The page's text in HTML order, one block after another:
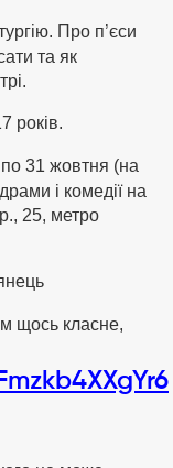
Про п’єси
та як
років.
31 жовтня (на
і комедії на
25, метро
щось класне,